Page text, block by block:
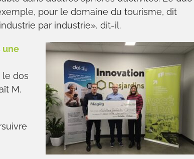
pour le domaine du tourisme, dit
par industrie», dit-il.
une
le dos
M.